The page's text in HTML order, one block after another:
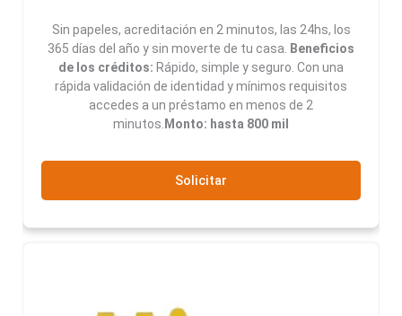
Sin papeles, acreditación en 2 minutos, las 24hs, los
365 días del año y sin moverte de tu casa.
Beneficios
de los créditos: Rápido, simple y seguro. Con una
rápida validación de identidad y mínimos requisitos
accedes a un préstamo en menos de 2
minutos. Monto: hasta 800 mil
Solicitar